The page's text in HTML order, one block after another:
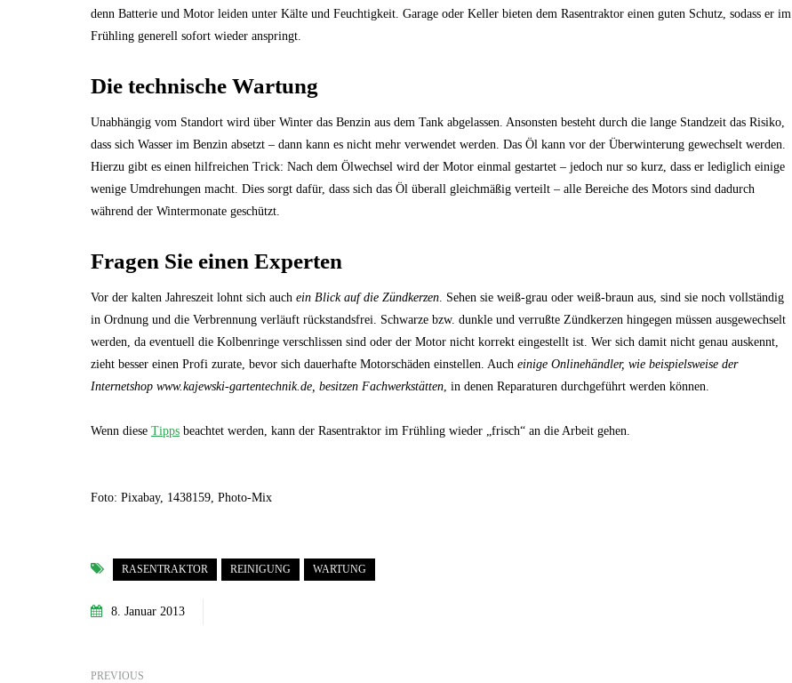
denn Batterie und Motor leiden unter Kälte und Feuchtigkeit. Garage oder Keller bieten dem Rasentraktor einen guten Schutz, sodass er im
Frühling generell sofort wieder anspringt.
Die technische Wartung
Unabhängig vom Standort wird über Winter das Benzin aus dem Tank abgelassen. Ansonsten besteht durch die lange Standzeit das Risiko,
dass sich Wasser im Benzin absetzt – dann kann es nicht mehr verwendet werden. Das Öl kann vor der Überwinterung gewechselt werden.
Hierzu gibt es einen hilfreichen Trick: Nach dem Ölwechsel wird der Motor einmal gestartet – jedoch nur so kurz, dass er lediglich einige
wenige Umdrehungen macht. Dies sorgt dafür, dass sich das Öl überall gleichmäßig verteilt – alle Bereiche des Motors sind dadurch
während der Wintermonate geschützt.
Fragen Sie einen Experten
Vor der kalten Jahreszeit lohnt sich auch ein Blick auf die Zündkerzen. Sehen sie weiß-grau oder weiß-braun aus, sind sie noch vollständig
in Ordnung und die Verbrennung verläuft rückstandsfrei. Schwarze bzw. dunkle und verrußte Zündkerzen hingegen müssen ausgewechselt
werden, da eventuell die Kolbenringe verschlissen sind oder der Motor nicht korrekt eingestellt ist. Wer sich damit nicht genau auskennt,
zieht besser einen Profi zurate, bevor sich dauerhafte Motorschäden einstellen. Auch einige Onlinehändler, wie beispielsweise der
Internetshop www.kajewski-gartentechnik.de, besitzen Fachwerkstätten, in denen Reparaturen durchgeführt werden können.
Wenn diese Tipps beachtet werden, kann der Rasentraktor im Frühling wieder „frisch“ an die Arbeit gehen.
Foto: Pixabay, 1438159, Photo-Mix
RASENTRAKTOR REINIGUNG WARTUNG
8. Januar 2013
PREVIOUS
Mehr Ambiente auf der Terrasse –
11. November 2022